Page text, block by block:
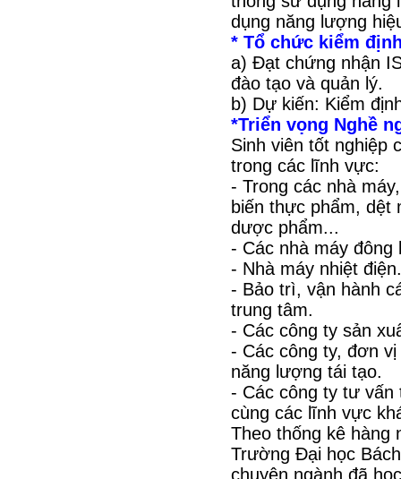
dụng năng lượng
* Tổ chức kiểm
a) Đạt chứng nhận
đào tạo và quản lý.
b) Dự kiến: Kiểm
*Triển vọng Nghề
Sinh viên tốt nghiệp
trong các lĩnh vực:
- Trong các nhà
biến thực phẩm, dệt
dược phẩm...
- Các nhà máy đông
- Nhà máy nhiệt điện.
- Bảo trì, vận hành
trung tâm.
- Các công ty sản
- Các công ty, đơn
năng lượng tái tạo.
- Các công ty tư vấn
cùng các lĩnh vực
Theo thống kê hàng
Trường Đại học
chuyên ngành đã